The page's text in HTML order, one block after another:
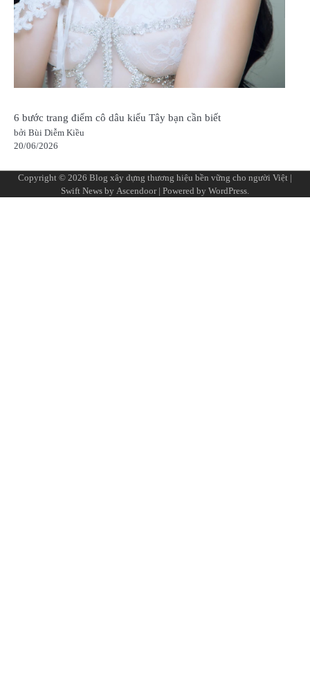
6 bước trang điểm cô dâu kiểu Tây bạn cần biết
bởi Bùi Diễm Kiều
20/06/2026
Copyright © 2026 Blog xây dựng thương hiệu bền vững cho người Việt |
Swift News by Ascendoor| Powered by WordPress.